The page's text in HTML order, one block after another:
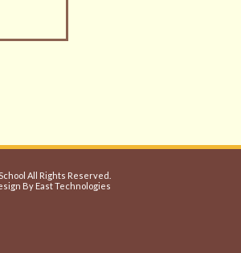
All Rights Reserved.
By East Technologies